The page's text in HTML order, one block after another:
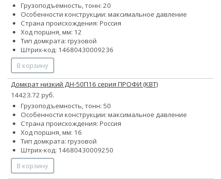
Грузоподъемность, тонн: 20
Особенности конструкции: максимальное давление
Страна происхождения: Россия
Ход поршня, мм: 12
Тип домкрата: грузовой
Штрих-код: 14680430009236
В корзину
Домкрат низкий ДН-50П16 серия ПРОФИ (КВТ)
14423.72 руб.
Грузоподъемность, тонн: 50
Особенности конструкции: максимальное давление
Страна происхождения: Россия
Ход поршня, мм: 16
Тип домкрата: грузовой
Штрих-код: 14680430009250
В корзину